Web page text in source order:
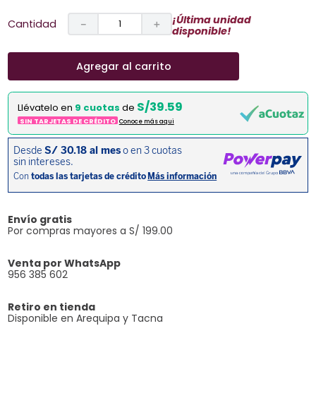
Cantidad ＋
－
¡Última unidad
disponible!
Agregar al carrito
Llévatelo en 9 cuotas de S/39.59
SIN TARJETAS DE CRÉDITO Conoce más aqui
Envío gratis
Por compras mayores a S/ 199.00
Venta por WhatsApp
956 385 602
Retiro en tienda
Disponible en Arequipa y Tacna